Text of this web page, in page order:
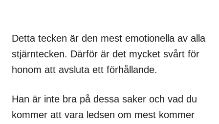
Detta tecken är den mest emotionella av alla
stjärntecken. Därför är det mycket svårt för
honom att avsluta ett förhållande.
Han är inte bra på dessa saker och vad du
kommer att vara ledsen om mest kommer